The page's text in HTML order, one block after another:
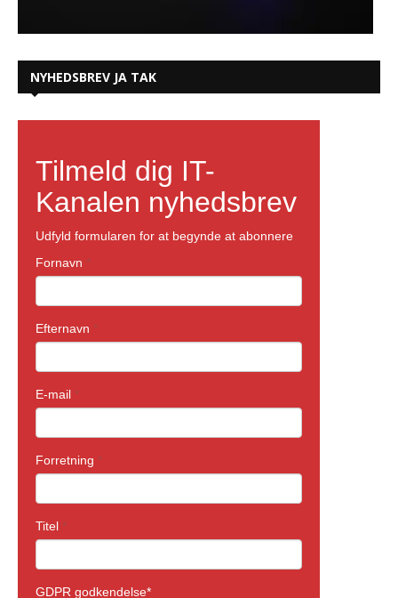
NYHEDSBREV JA TAK